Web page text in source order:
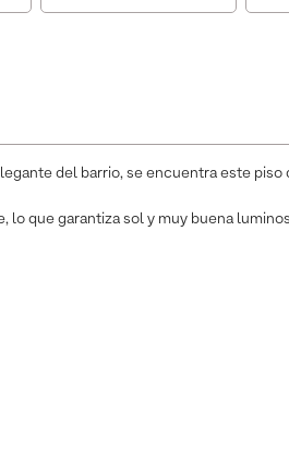
del barrio, se encuentra este piso
lo que garantiza sol y muy buena